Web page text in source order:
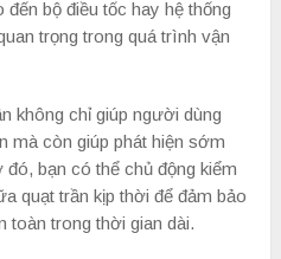
bộ điều tốc hay hệ thống
trọng trong quá trình vận
không chỉ giúp người dùng
mà còn giúp phát hiện sớm
bạn có thể chủ động kiểm
quạt trần kịp thời để đảm bảo
toàn trong thời gian dài.